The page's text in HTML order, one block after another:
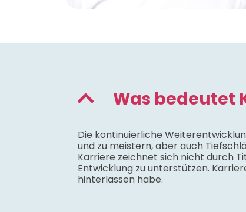
Was bedeutet
Die kontinuierliche
und zu meistern, aber auch
Karriere zeichnet sich nicht durch
Entwicklung zu unterstützen.
hinterlassen habe.